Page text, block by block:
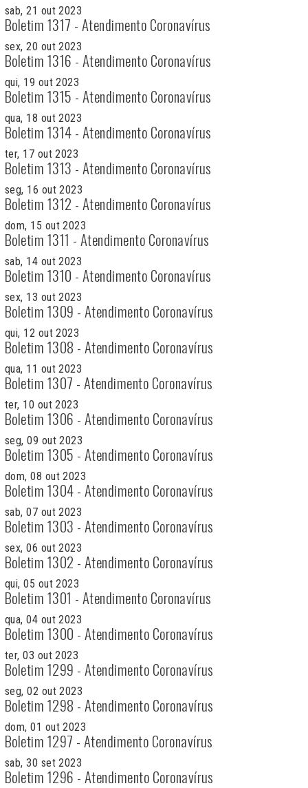
sab, 21 out 2023
Boletim 1317 - Atendimento Coronavírus
sex, 20 out 2023
Boletim 1316 - Atendimento Coronavírus
qui, 19 out 2023
Boletim 1315 - Atendimento Coronavírus
qua, 18 out 2023
Boletim 1314 - Atendimento Coronavírus
ter, 17 out 2023
Boletim 1313 - Atendimento Coronavírus
seg, 16 out 2023
Boletim 1312 - Atendimento Coronavírus
dom, 15 out 2023
Boletim 1311 - Atendimento Coronavírus
sab, 14 out 2023
Boletim 1310 - Atendimento Coronavírus
sex, 13 out 2023
Boletim 1309 - Atendimento Coronavírus
qui, 12 out 2023
Boletim 1308 - Atendimento Coronavírus
qua, 11 out 2023
Boletim 1307 - Atendimento Coronavírus
ter, 10 out 2023
Boletim 1306 - Atendimento Coronavírus
seg, 09 out 2023
Boletim 1305 - Atendimento Coronavírus
dom, 08 out 2023
Boletim 1304 - Atendimento Coronavírus
sab, 07 out 2023
Boletim 1303 - Atendimento Coronavírus
sex, 06 out 2023
Boletim 1302 - Atendimento Coronavírus
qui, 05 out 2023
Boletim 1301 - Atendimento Coronavírus
qua, 04 out 2023
Boletim 1300 - Atendimento Coronavírus
ter, 03 out 2023
Boletim 1299 - Atendimento Coronavírus
seg, 02 out 2023
Boletim 1298 - Atendimento Coronavírus
dom, 01 out 2023
Boletim 1297 - Atendimento Coronavírus
sab, 30 set 2023
Boletim 1296 - Atendimento Coronavírus